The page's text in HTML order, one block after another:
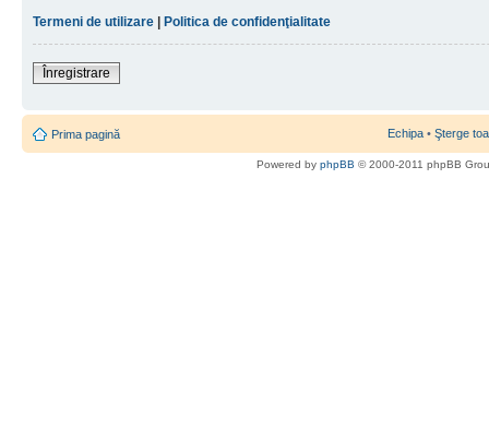
Termeni de utilizare | Politica de confidenţialitate
Înregistrare
Prima pagină Echipa • Şterge
Powered by phpBB © 2000-2011 phpBB